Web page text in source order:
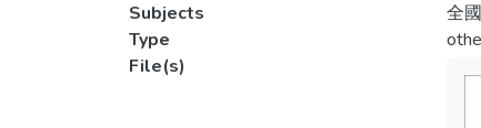
Subjects
全
Type
File(s)